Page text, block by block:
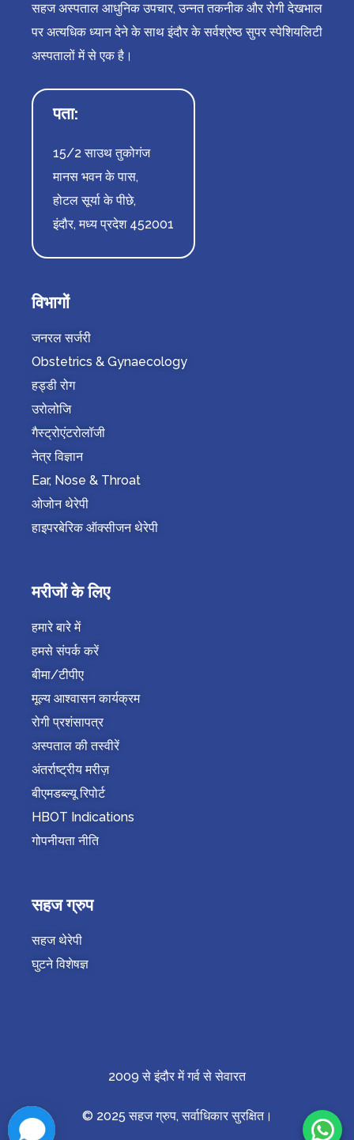
सहज अस्पताल आधुनिक उपचार, उन्नत तकनीक और रोगी देखभाल
पर अत्यधिक ध्यान देने के साथ इंदौर के सर्वश्रेष्ठ सुपर स्पेशियलिटी
अस्पतालों में से एक है।
पता:
15/2 साउथ तुकोगंज
मानस भवन के पास,
होटल सूर्या के पीछे,
इंदौर, मध्य प्रदेश 452001
विभागों
जनरल सर्जरी
Obstetrics & Gynaecology
हड्डी रोग
उरोलोजि
गैस्ट्रोएंटरोलॉजी
नेत्र विज्ञान
Ear, Nose & Throat
ओजोन थेरेपी
हाइपरबेरिक ऑक्सीजन थेरेपी
मरीजों के लिए
हमारे बारे में
हमसे संपर्क करें
बीमा/टीपीए
मूल्य आश्वासन कार्यक्रम
रोगी प्रशंसापत्र
अस्पताल की तस्वीरें
अंतर्राष्ट्रीय मरीज़
बीएमडब्ल्यू रिपोर्ट
HBOT Indications
गोपनीयता नीति
सहज ग्रुप
सहज थेरेपी
घुटने विशेषज्ञ
2009 से इंदौर में गर्व से सेवारत
© 2025 सहज ग्रुप, सर्वाधिकार सुरक्षित।